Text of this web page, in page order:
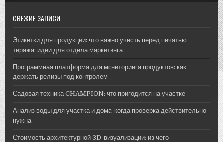
СВЕЖИЕ ЗАПИСИ
Этикетки для продукции: что важно учесть перед печатью
тиража: идеи для отдела маркетинга
Программная платформа для мониторинга продуктов: как
держать релизы под контролем
Садовая техника CHAMPION: что пригодится на участке
Анализ воды для участка и дома: когда проверка действительно
нужна
Стоимость архитектурной 3D-визуализации: из чего